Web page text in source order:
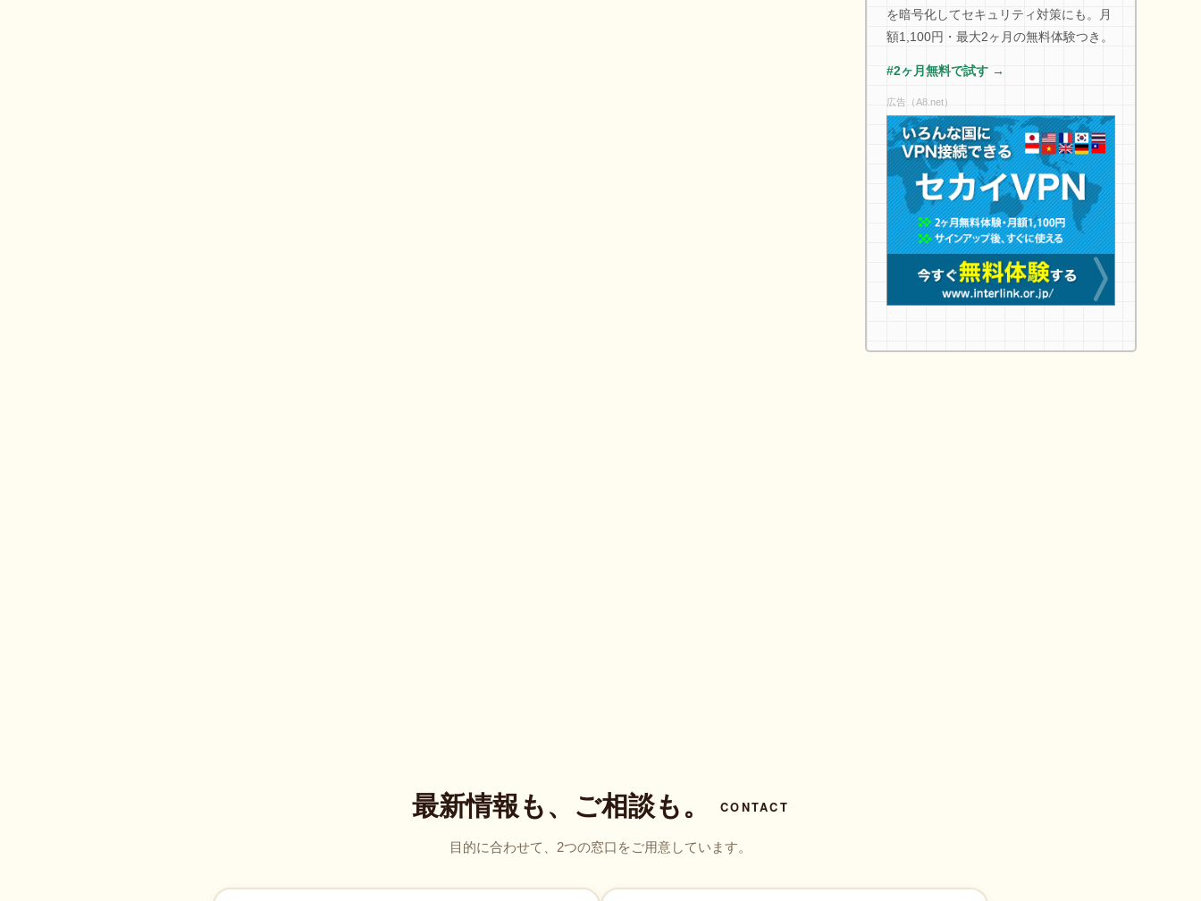
を暗号化してセキュリティ対策にも。月
額1,100円・最大2ヶ月の無料体験つき。
#2ヶ月無料で試す →
広告（A8.net）
最新情報も、ご相談も。 CONTACT
目的に合わせて、2つの窓口をご用意しています。